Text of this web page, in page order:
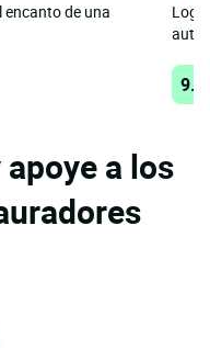
encanto de una
a los